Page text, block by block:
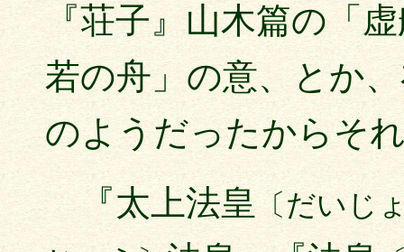
『荘子』山木篇の「
若の舟」の意、とか
のようだったからそ
『太上法皇〔だいじ